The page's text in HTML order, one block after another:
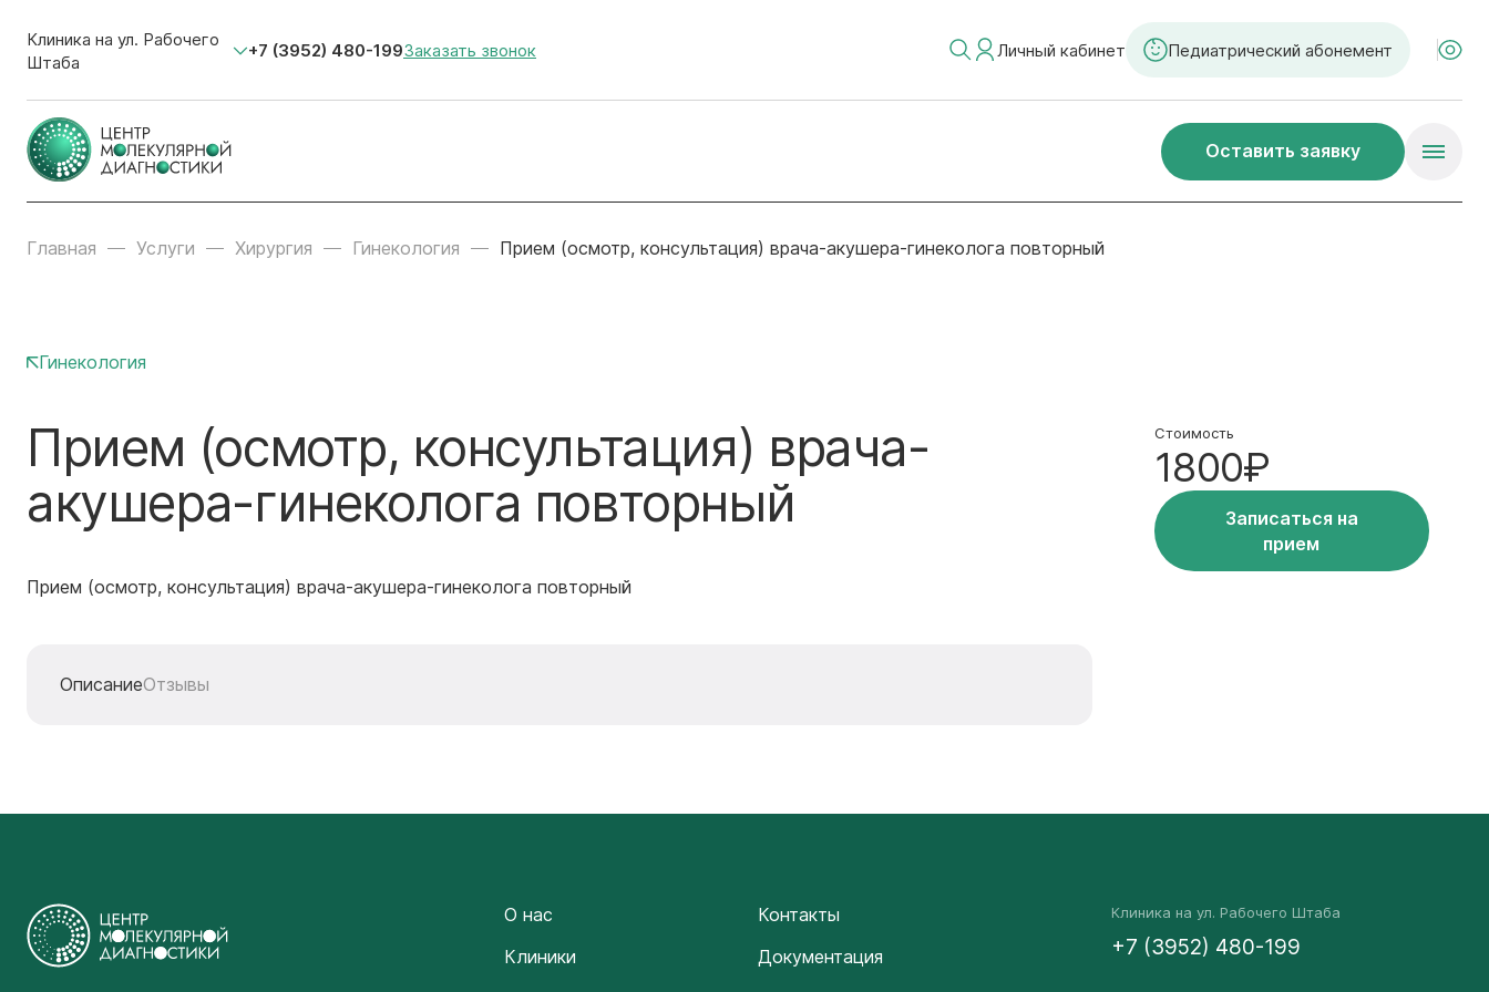
Клиника на ул. Рабочего
Штаба
+7 (3952) 480-199Заказать звонок Личный кабинет Педиатрический абонемент
Оставить заявку
Главная Услуги Хирургия Гинекология Прием (осмотр, консультация) врача-акушера-гинеколога повторный
Гинекология
Прием (осмотр, консультация) врача-
акушера-гинеколога повторный
Прием (осмотр, консультация) врача-акушера-гинеколога повторный
ОписаниеОтзывы
Стоимость
1800₽
Записаться на
прием
О нас
Клиники
Контакты
Документация
Клиника на ул. Рабочего Штаба
+7 (3952) 480-199